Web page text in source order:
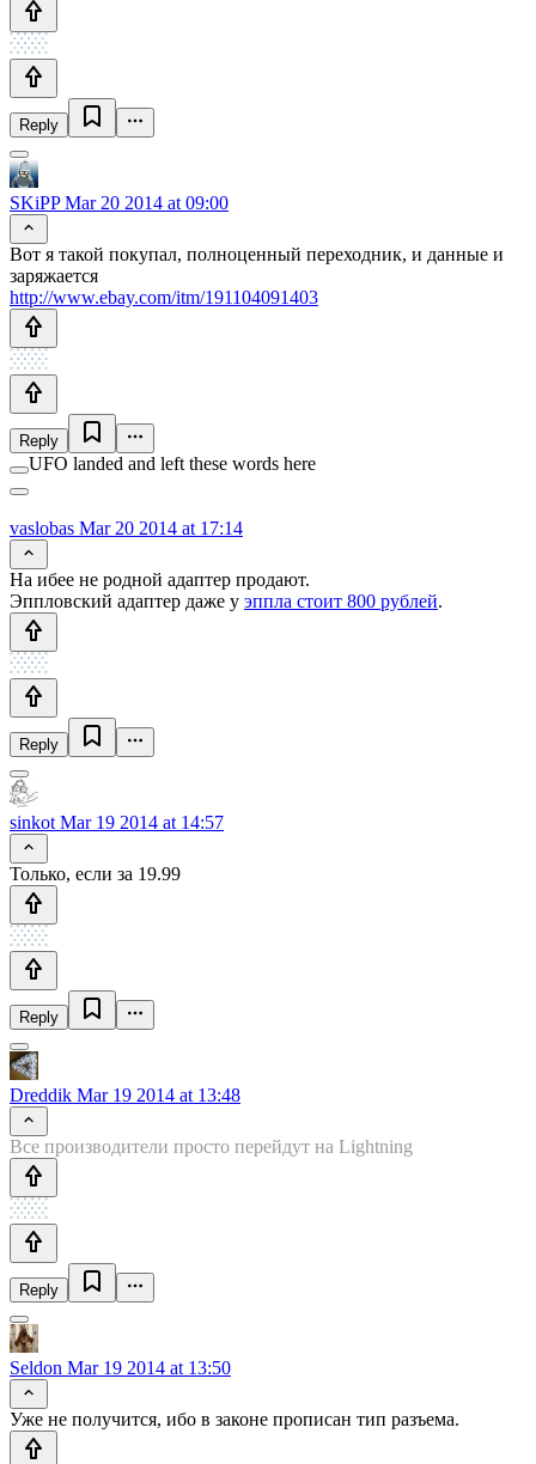
Reply
SKiPPMar 20 2014 at 09:00
Вот я такой покупал, полноценный переходник, и данные и
заряжается
http://www.ebay.com/itm/191104091403
Reply
UFO landed and left these words here
vaslobas Mar 20 2014 at 17:14
На ибее не родной адаптер продают.
Эппловский адаптер даже у эппла стоит 800 рублей.
Reply
sinkot Mar 19 2014 at 14:57
Только, если за 19.99
Reply
Dreddik Mar 19 2014 at 13:48
Все производители просто перейдут на Lightning
Reply
Seldon Mar 19 2014 at 13:50
Уже не получится, ибо в законе прописан тип разъема.